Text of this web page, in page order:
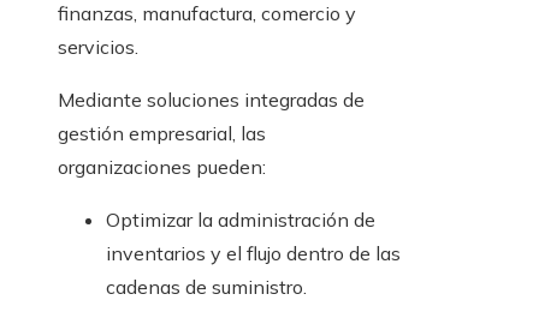
finanzas, manufactura, comercio y
servicios.
Mediante soluciones integradas de
gestión empresarial, las
organizaciones pueden:
Optimizar la administración de
inventarios y el flujo dentro de las
cadenas de suministro.